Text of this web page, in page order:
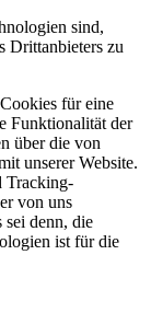
sind,
Drittanbieters zu
für eine
Funktionalität der
über die von
unserer Website.
Tracking-
von uns
sei denn, die
ist für die